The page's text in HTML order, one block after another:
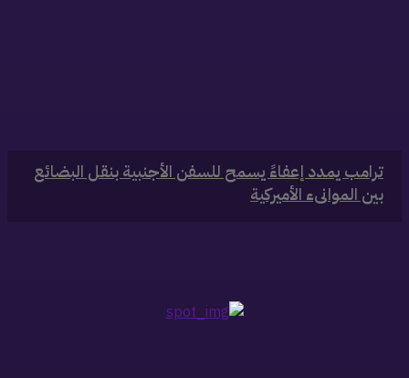
‏ترامب يمدد إعفاءً يسمح للسفن الأجنبية بنقل البضائع
بين الموانىء الأميركية